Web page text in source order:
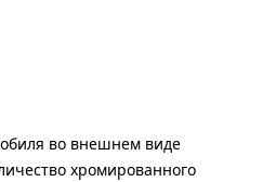
во внешнем виде
хромированного